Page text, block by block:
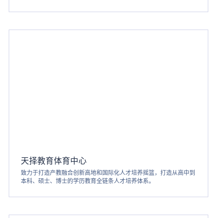
天择教育体育中心
致力于打造产教融合创新高地和国际化人才培养摇篮，打造从高中到
本科、硕士、博士的学历教育全链条人才培养体系。